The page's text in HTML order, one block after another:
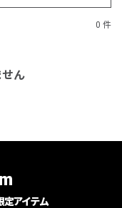
0 件
ん
定アイテム